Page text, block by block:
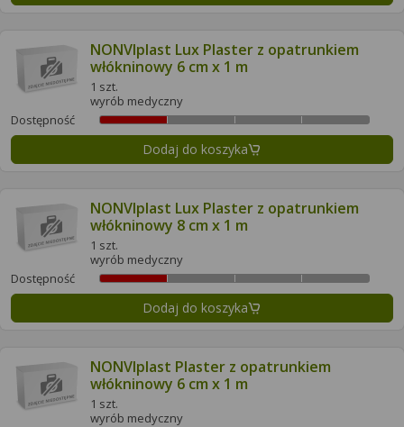
NONVIplast Lux Plaster z opatrunkiem
włókninowy 6 cm x 1 m
1 szt.
wyrób medyczny
Dostępność
Dodaj do koszyka
NONVIplast Lux Plaster z opatrunkiem
włókninowy 8 cm x 1 m
1 szt.
wyrób medyczny
Dostępność
Dodaj do koszyka
NONVIplast Plaster z opatrunkiem
włókninowy 6 cm x 1 m
1 szt.
wyrób medyczny